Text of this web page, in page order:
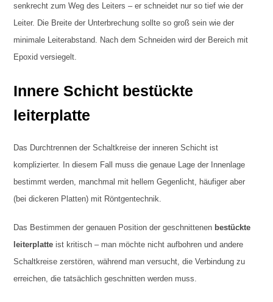
senkrecht zum Weg des Leiters – er schneidet nur so tief wie der
Leiter. Die Breite der Unterbrechung sollte so groß sein wie der
minimale Leiterabstand. Nach dem Schneiden wird der Bereich mit
Epoxid versiegelt.
Innere Schicht bestückte
leiterplatte
Das Durchtrennen der Schaltkreise der inneren Schicht ist
komplizierter. In diesem Fall muss die genaue Lage der Innenlage
bestimmt werden, manchmal mit hellem Gegenlicht, häufiger aber
(bei dickeren Platten) mit Röntgentechnik.
Das Bestimmen der genauen Position der geschnittenen bestückte
leiterplatteist kritisch – man möchte nicht aufbohren und andere
Schaltkreise zerstören, während man versucht, die Verbindung zu
erreichen, die tatsächlich geschnitten werden muss.